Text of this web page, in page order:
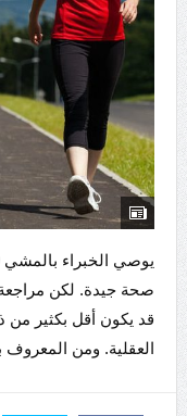
صحة جيدة. لكن
قد يكون أقل بكثير من
العقلية. ومن